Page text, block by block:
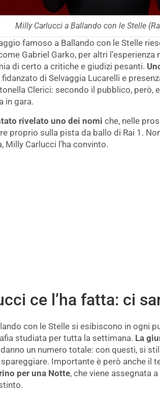
Milly Carlucci a Ballando con le Stelle
famoso a Ballando con le Stelle
Gabriel Garko, per altri
di certo a critiche e giudizi pesanti.
di Selvaggia Lucarelli e
Clerici: secondo il pubblico, però,
in gara.
rivelato uno dei nomi che, nelle
proprio sulla pista da ballo di Rai 1.
Milly Carlucci l’ha convinto.
ce l’ha fatta: ci
con le Stelle si esibiscono in ogni
studiata per tutta la settimana. La
un numero totale: con questi, si
Importante è però anche il
per una Notte, che viene assegnata